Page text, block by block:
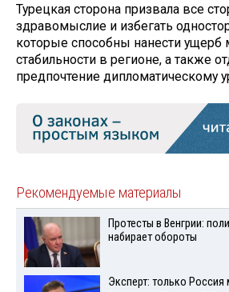
Турецкая сторона призвала все
здравомыслие и избегать
которые способны нанести ущерб
стабильности в регионе, а также
предпочтение дипломатическому
Рекомендуемые материалы
Протесты в Венгрии:
набирает обороты
Эксперт: только